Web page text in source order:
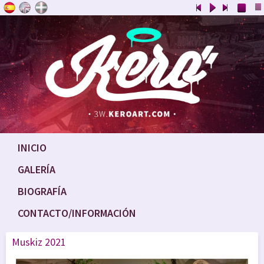
INICIO
GALERÍA
BIOGRAFÍA
CONTACTO/INFORMACIÓN
Muskiz 2021